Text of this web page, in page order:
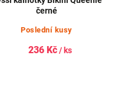
černé
Poslední kusy
236 Kč/ ks